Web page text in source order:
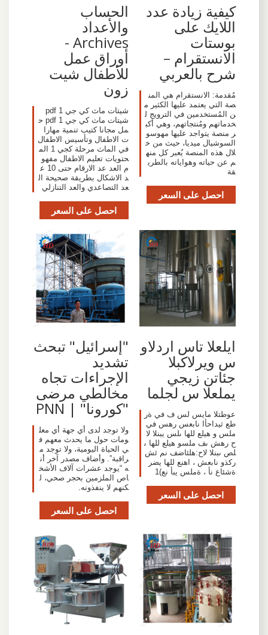
كيفية زيادة عدد
اللايك على
بوستات
الانستقرام –
شرح بالعربي
مُقدمة: الانستقرام هي المن
صة التي يعتمد عليها الكثير م
ن المُستخدمين في الترويج ل
خدماتهم ومُنتجاتهم، وهي أكب
ر منصة يتواجد عليها مهوسو
السوشيال ميديا، حيث من خ
لال هذه المنصة يُعبر كل منه
م عن حياته وهواياته بالطري
قة
احصل على السعر
الحساب
والأعداد
Archives -
أوراق عمل
للأطفال شيت
زون
شيتات ماث كي جي 1 pdf
شيتات ماث كي جي 1 pdf ح
مل مجانا كتيب تنمية مهارا
ت الاطفال وتأسيس الاطفال
في الماث مرحلة كجي 1 الم
حتويات تعليم الاطفال مفهو
م العد عد الارقام حتى 10 ع
د الاشكال بطريقة صحيحة ال
عد التصاعدي والعد التنازلي
احصل على السعر
ايلعلا تاس اردلاو
س ويرلاكبلا
جئاتن زيجي
يملعلا س لجلما
عوطتلا مايس لس ف في ةر
طع ثيداحأا نابعس رهس في
ملس و هيلع للها ىلس يبنلا لا
ح رهش ىف ملسو هيلع للها ى
لص ىبنلا لاح:هلئاضف نم ئش
ركذو نابعش ، اهنع للها يضر
ةشئاع نأ ، ةملس يبأ نع)1
احصل على السعر
"إسرائيل" تبحث
تشديد
الإجراءات تجاه
مخالطي مرضى
"كورونا" | PNN
ولا توجد لدى أي جهة أي معل
ومات حول ما يحدث معهم ف
ي الحياة اليومية، ولا توجد م
راقبة”. وأضاف مصدر آخر أن
ه “يوجد عشرات آلاف الأشخ
اص الملزمين بحجر صحي، ل
كنهم لا ينفذونه.
احصل على السعر